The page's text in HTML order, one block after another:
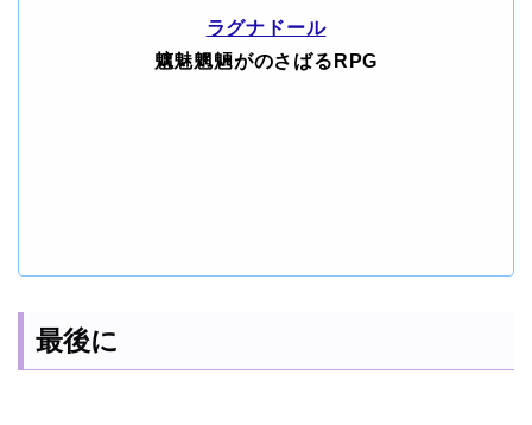
ラグナドール
魑魅魍魎がのさばるRPG
最後に